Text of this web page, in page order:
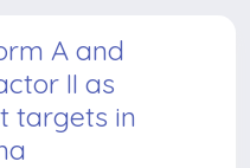
A and
II as
targets in